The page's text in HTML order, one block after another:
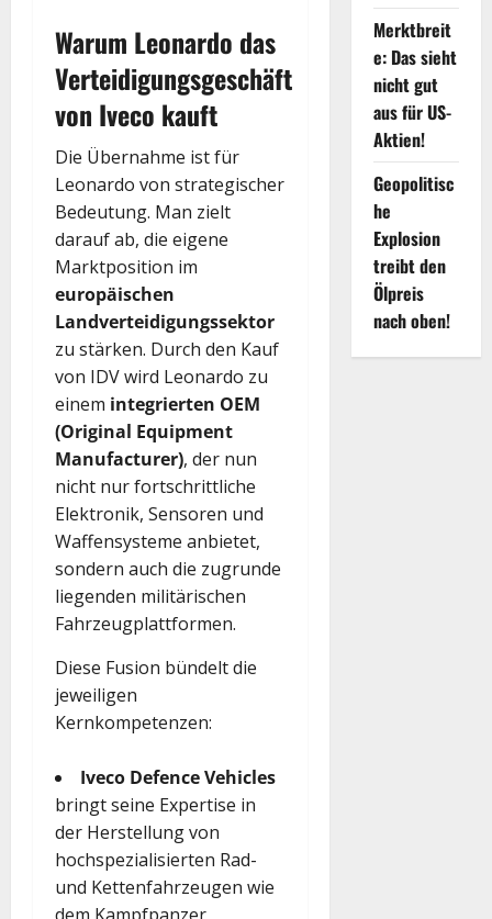
Warum Leonardo das
Verteidigungsgeschäft
von Iveco kauft
Die Übernahme ist für
Leonardo von strategischer
Bedeutung. Man zielt
darauf ab, die eigene
Marktposition im
europäischen
Landverteidigungssektor
zu stärken. Durch den Kauf
von IDV wird Leonardo zu
einem integrierten OEM
(Original Equipment
Manufacturer), der nun
nicht nur fortschrittliche
Elektronik, Sensoren und
Waffensysteme anbietet,
sondern auch die zugrunde
liegenden militärischen
Fahrzeugplattformen.
Diese Fusion bündelt die
jeweiligen
Kernkompetenzen:
Iveco Defence Vehicles
bringt seine Expertise in
der Herstellung von
hochspezialisierten Rad-
und Kettenfahrzeugen wie
Merktbreit
e: Das sieht
nicht gut
aus für US-
Aktien!
Geopolitisc
he
Explosion
treibt den
Ölpreis
nach oben!